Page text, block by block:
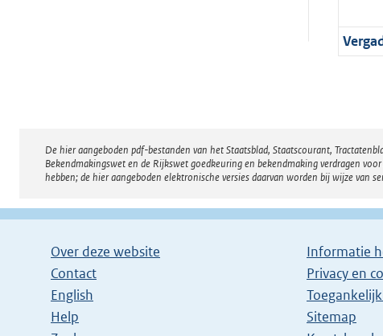
Disclaimer
De hier aangeboden pdf-bestanden van het Staatsblad, Staatscourant,
Bekendmakingswet en de Rijkswet goedkeuring en bekendmaking verdragen
hebben; de hier aangeboden elektronische versies daarvan worden bij wijze van
Over deze website
Contact
English
Help
Informatie
Privacy en
Sitemap